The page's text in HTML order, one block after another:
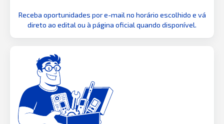
Receba oportunidades por e-mail no horário escolhido e vá
direto ao edital ou à página oficial quando disponível.